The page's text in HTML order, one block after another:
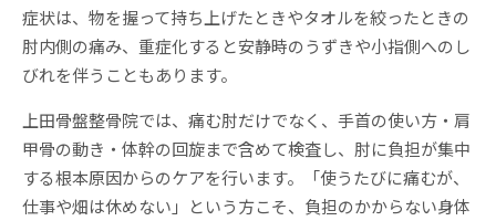
症状は、物を握って持ち上げたときやタオルを絞ったときの
肘内側の痛み、重症化すると安静時のうずきや小指側へのし
びれを伴うこともあります。
上田骨盤整骨院では、痛む肘だけでなく、手首の使い方・肩
甲骨の動き・体幹の回旋まで含めて検査し、肘に負担が集中
する根本原因からのケアを行います。「使うたびに痛むが、
仕事や畑は休めない」という方こそ、負担のかからない身体